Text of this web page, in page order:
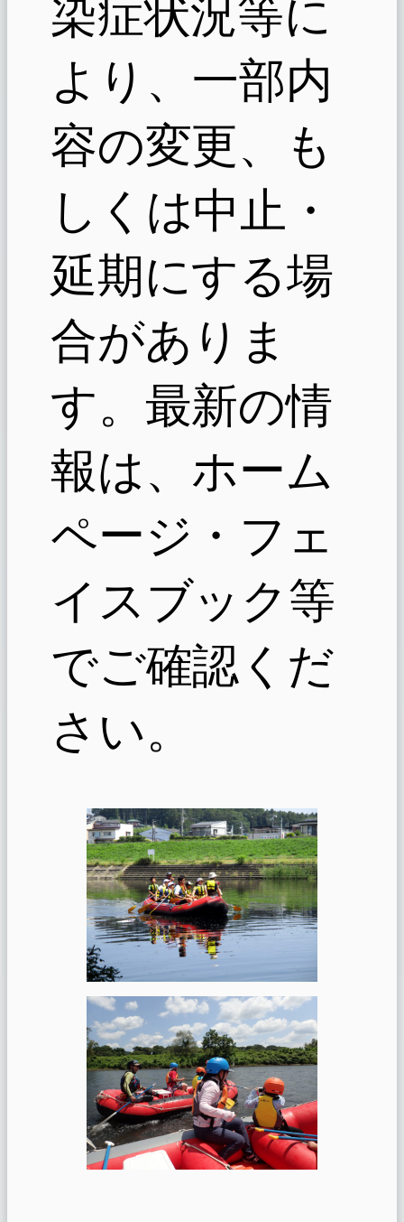
染症状況等に
より、一部内
容の変更、も
しくは中止・
延期にする場
合がありま
す。最新の情
報は、ホーム
ページ・フェ
イスブック等
でご確認くだ
さい。